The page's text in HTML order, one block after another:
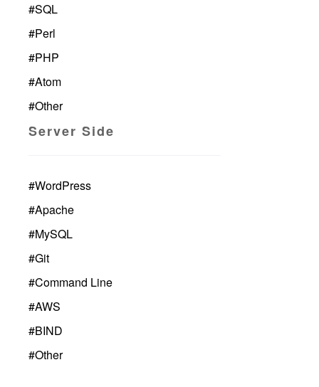
#SQL
#Perl
#PHP
#Atom
#Other
Server Side
#WordPress
#Apache
#MySQL
#Git
#Command Line
#AWS
#BIND
#Other